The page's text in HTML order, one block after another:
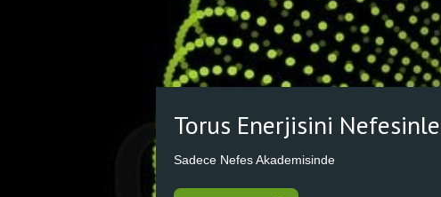
Nefes Al Nefes Ol
Nefesini Kalbinden Başlat, Kozmik Kalbe